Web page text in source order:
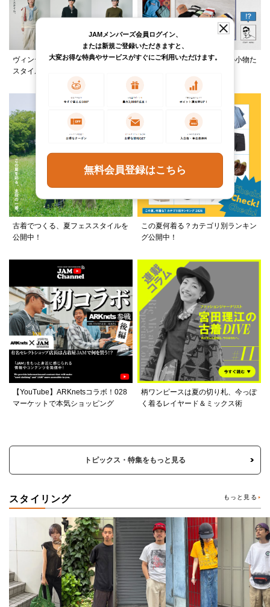
ヴィンテージ×ブランド古着で作る
スタイルをご紹介！
スタッフが選ぶ、夏に必須の小物た
古着でつくる、夏フェススタイルを
公開中！
この夏何着る？カテゴリ別ランキン
グ公開中！
【YouTube】ARKnetsコラボ！028
マーケットで本気ショッピング
柄ワンピースは夏の切り札、今っぽ
く着るレイヤード＆ミックス術
トピックス・特集をもっと見る
スタイリング もっと見る
JAMメンバーズ会員ログイン、
または新規ご登録いただきますと、
大変お得な特典やサービスがすぐにご利用いただけます。
無料会員登録はこちら